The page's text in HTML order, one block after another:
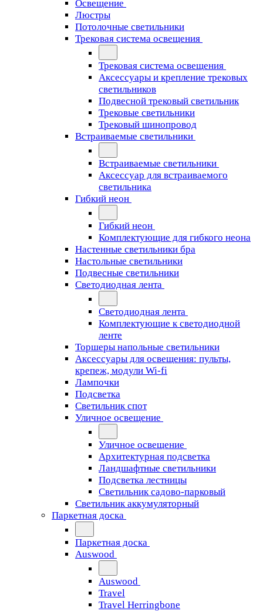
Освещение
Люстры
Потолочные светильники
Трековая система освещения
Трековая система освещения
Аксессуары и крепление трековых
светильников
Подвесной трековый светильник
Трековые светильники
Трековый шинопровод
Встраиваемые светильники
Встраиваемые светильники
Аксессуар для встраиваемого
светильника
Гибкий неон
Гибкий неон
Комплектующие для гибкого неона
Настенные светильники бра
Настольные светильники
Подвесные светильники
Светодиодная лента
Светодиодная лента
Комплектующие к светодиодной
ленте
Торшеры напольные светильники
Аксессуары для освещения: пульты,
крепеж, модули Wi-fi
Лампочки
Подсветка
Светильник спот
Уличное освещение
Уличное освещение
Архитектурная подсветка
Ландшафтные светильники
Подсветка лестницы
Светильник садово-парковый
Светильник аккумуляторный
Паркетная доска
Паркетная доска
Auswood
Auswood
Travel
Travel Herringbone